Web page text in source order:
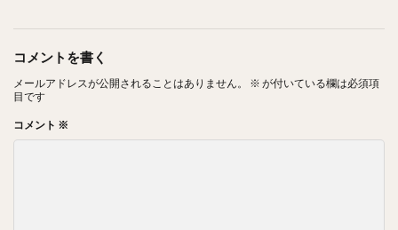
コメントを書く
メールアドレスが公開されることはありません。 ※ が付いている欄は必須項
目です
コメント ※